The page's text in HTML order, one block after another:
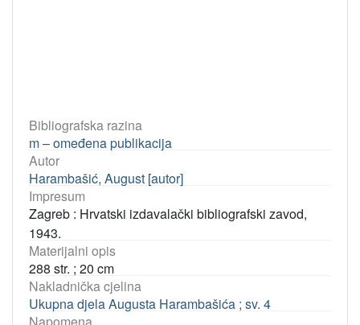
Bibliografska razina
m – omeđena publikacija
Autor
Harambašić, August [autor]
Impresum
Zagreb : Hrvatski izdavalački bibliografski zavod,
1943.
Materijalni opis
288 str. ; 20 cm
Nakladnička cjelina
Ukupna djela Augusta Harambašića ; sv. 4